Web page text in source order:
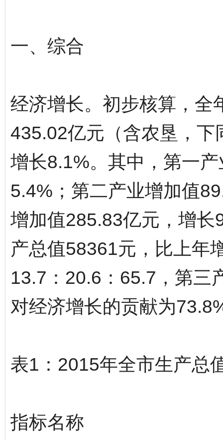
一、综合
经济增长。初步核算，全
435.02亿元（含农垦，
增长8.1%。其中，第一
5.4%；第二产业增加值
增加值285.83亿元，增
产总值58361元，比上年
13.7：20.6：65.7，第三
对经济增长的贡献为
表1：2015年全市生产总
指标名称